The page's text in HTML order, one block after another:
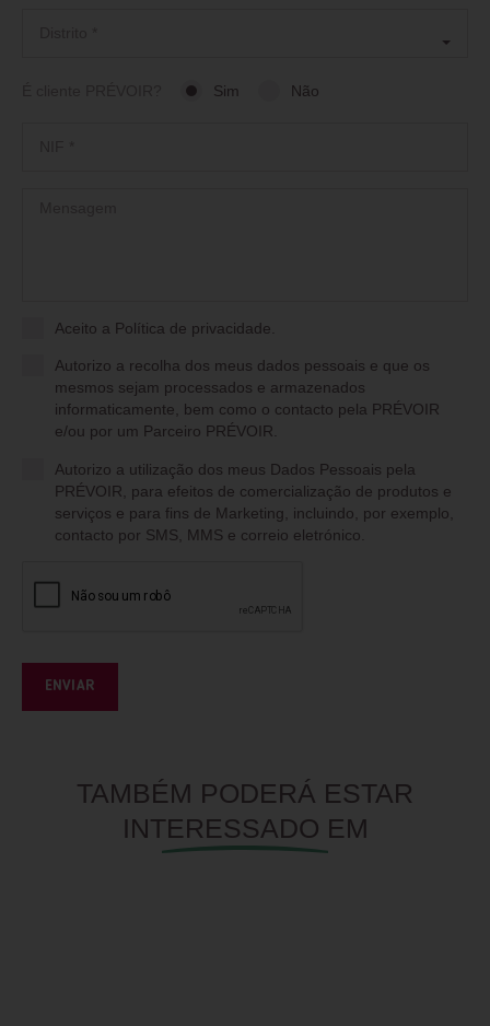
Sim Não
Aceito a Política de privacidade
Autorizo a recolha dos meus dados pessoais e que os
mesmos sejam processados e armazenados
informaticamente, bem como o contacto pela PRÉVOIR
e/ou por um Parceiro PRÉVOIR.
Autorizo a utilização dos meus Dados Pessoais pela
PRÉVOIR, para efeitos de comercialização de produtos e
serviços e para fins de Marketing, incluindo, por exemplo,
contacto por SMS, MMS e correio eletrónico.
ENVIAR
TAMBÉM PODERÁ ESTAR
INTERESSADO EM